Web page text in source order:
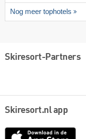
Nog meer tophotels
Skiresort-Partners
Skiresort.nl app
App